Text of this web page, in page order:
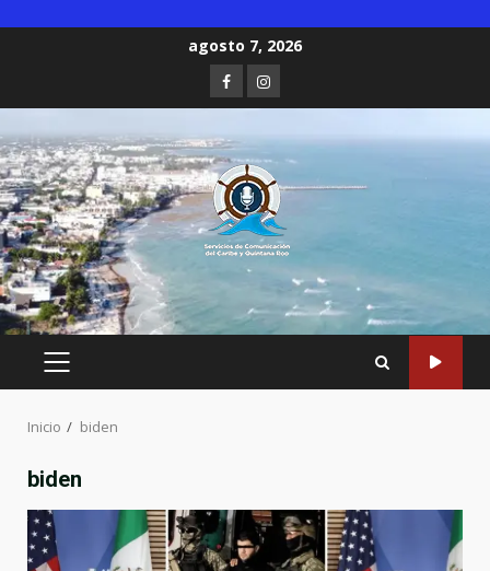
agosto 7, 2026
FacebookInstagram
MENÚ
Inicio biden
biden